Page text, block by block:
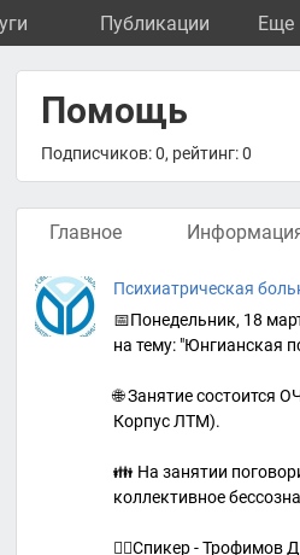
Публикации Eще
Помощь
Подписчиков: 0, рейтинг: 0
Главное
Психиатрическая
📅Понедельник, 18
на тему: "Юнгианская
🌐 Занятие состоится
Корпус ЛТМ).
👪 На занятии
коллективное
👨‍⚕Спикер - Трофимов